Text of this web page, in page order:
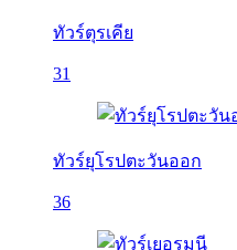
ทัวร์ตุรเคีย
31
ทัวร์ยุโรปตะวันออก
36